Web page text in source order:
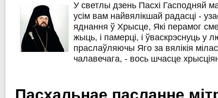
У светлы дзень Пасхі Гасподняй
усім вам найвялікшай радасці -
яднання ў Хрысце, Які перамог
жыць, і памерці, і ўваскрэснуць у
праслаўляючы Яго за вялікія
чалавечага, - вось шчасце